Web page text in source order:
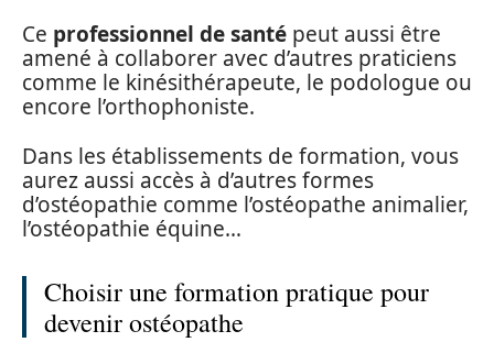
Ce professionnel de santé peut aussi être
amené à collaborer avec d’autres praticiens
comme le kinésithérapeute, le podologue ou
encore l’orthophoniste.
Dans les établissements de formation, vous
aurez aussi accès à d’autres formes
d’ostéopathie comme l’ostéopathe animalier,
l’ostéopathie équine…
Choisir une formation pratique pour
devenir ostéopathe